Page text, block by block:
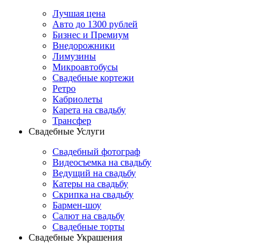
Лучшая цена
Авто до 1300 рублей
Бизнес и Премиум
Внедорожники
Лимузины
Микроавтобусы
Свадебные кортежи
Ретро
Кабриолеты
Карета на свадьбу
Трансфер
Свадебные Услуги
Свадебный фотограф
Видеосъемка на свадьбу
Ведущий на свадьбу
Катеры на свадьбу
Скрипка на свадьбу
Бармен-шоу
Салют на свадьбу
Свадебные торты
Свадебные Украшения